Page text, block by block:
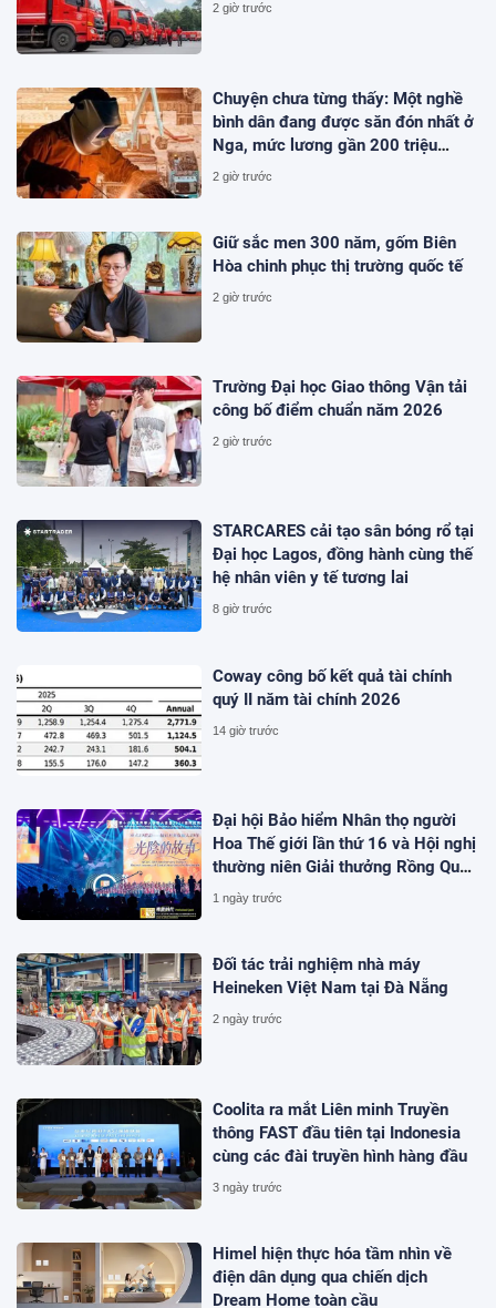
2 giờ trước
Chuyện chưa từng thấy: Một nghề
bình dân đang được săn đón nhất ở
Nga, mức lương gần 200 triệu
đồng/tháng
2 giờ trước
Giữ sắc men 300 năm, gốm Biên
Hòa chinh phục thị trường quốc tế
2 giờ trước
Trường Đại học Giao thông Vận tải
công bố điểm chuẩn năm 2026
2 giờ trước
STARCARES cải tạo sân bóng rổ tại
Đại học Lagos, đồng hành cùng thế
hệ nhân viên y tế tương lai
8 giờ trước
Coway công bố kết quả tài chính
quý II năm tài chính 2026
14 giờ trước
Đại hội Bảo hiểm Nhân thọ người
Hoa Thế giới lần thứ 16 và Hội nghị
thường niên Giải thưởng Rồng Quốc
tế (IDA) 2026 được tổ chức trọng
1 ngày trước
Đối tác trải nghiệm nhà máy
Heineken Việt Nam tại Đà Nẵng
2 ngày trước
Coolita ra mắt Liên minh Truyền
thông FAST đầu tiên tại Indonesia
cùng các đài truyền hình hàng đầu
3 ngày trước
Himel hiện thực hóa tầm nhìn về
điện dân dụng qua chiến dịch
Dream Home toàn cầu